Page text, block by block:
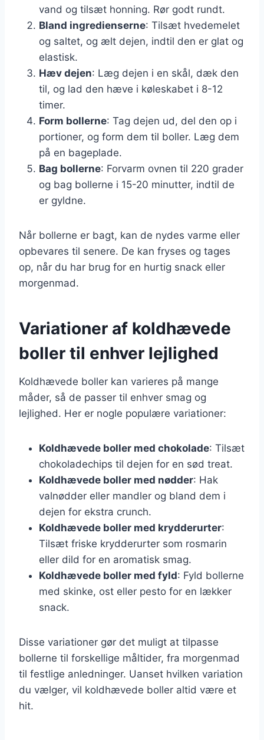
vand og tilsæt honning. Rør godt rundt.
Bland ingredienserne: Tilsæt hvedemelet
og saltet, og ælt dejen, indtil den er glat og
elastisk.
Hæv dejen: Læg dejen i en skål, dæk den
til, og lad den hæve i køleskabet i 8-12
timer.
Form bollerne: Tag dejen ud, del den op i
portioner, og form dem til boller. Læg dem
på en bageplade.
Bag bollerne: Forvarm ovnen til 220 grader
og bag bollerne i 15-20 minutter, indtil de
er gyldne.
Når bollerne er bagt, kan de nydes varme eller
opbevares til senere. De kan fryses og tages
op, når du har brug for en hurtig snack eller
morgenmad.
Variationer af koldhævede
boller til enhver lejlighed
Koldhævede boller kan varieres på mange
måder, så de passer til enhver smag og
lejlighed. Her er nogle populære variationer:
Koldhævede boller med chokolade: Tilsæt
chokoladechips til dejen for en sød treat.
Koldhævede boller med nødder: Hak
valnødder eller mandler og bland dem i
dejen for ekstra crunch.
Koldhævede boller med krydderurter:
Tilsæt friske krydderurter som rosmarin
eller dild for en aromatisk smag.
Koldhævede boller med fyld: Fyld bollerne
med skinke, ost eller pesto for en lækker
snack.
Disse variationer gør det muligt at tilpasse
bollerne til forskellige måltider, fra morgenmad
til festlige anledninger. Uanset hvilken variation
du vælger, vil koldhævede boller altid være et
hit.